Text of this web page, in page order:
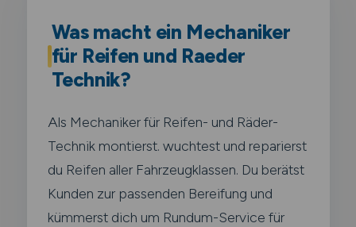
Was macht ein Mechaniker
für Reifen und Raeder
Technik?
Als Mechaniker für Reifen- und Räder-
Technik montierst. wuchtest und reparierst
du Reifen aller Fahrzeugklassen. Du berätst
Kunden zur passenden Bereifung und
kümmerst dich um Rundum-Service für